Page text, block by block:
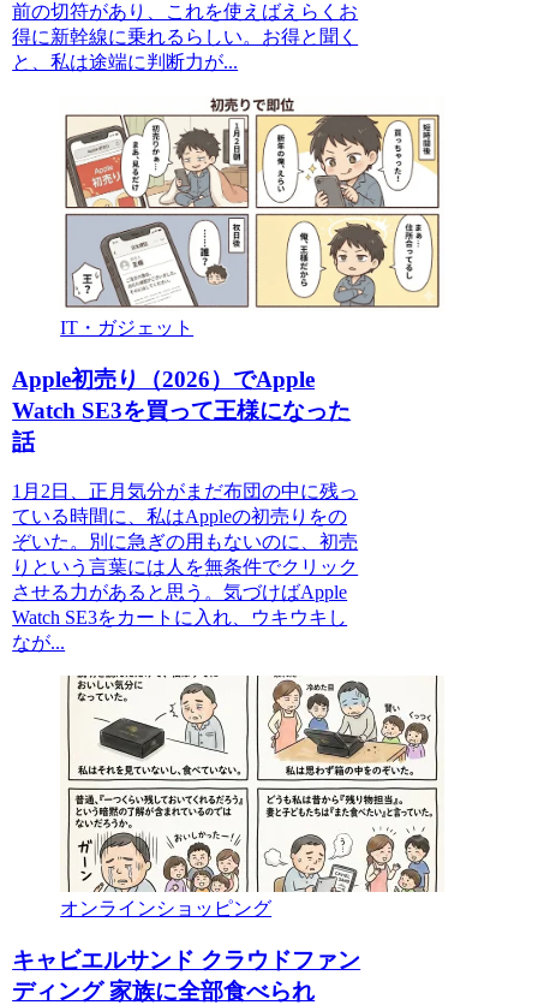
前の切符があり、これを使えばえらくお
得に新幹線に乗れるらしい。お得と聞く
と、私は途端に判断力が...
IT・ガジェット
Apple初売り（2026）でApple
Watch SE3を買って王様になった
話
1月2日、正月気分がまだ布団の中に残っ
ている時間に、私はAppleの初売りをの
ぞいた。別に急ぎの用もないのに、初売
りという言葉には人を無条件でクリック
させる力があると思う。気づけばApple
Watch SE3をカートに入れ、ウキウキし
なが...
オンラインショッピング
キャビエルサンド クラウドファン
ディング 家族に全部食べられ